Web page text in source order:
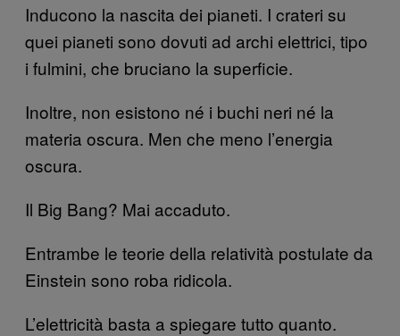
Inducono la nascita dei pianeti. I crateri su
quei pianeti sono dovuti ad archi elettrici, tipo
i fulmini, che bruciano la superficie.
Inoltre, non esistono né i buchi neri né la
materia oscura. Men che meno l’energia
oscura.
Il Big Bang? Mai accaduto.
Entrambe le teorie della relatività postulate da
Einstein sono roba ridicola.
L’elettricità basta a spiegare tutto quanto.